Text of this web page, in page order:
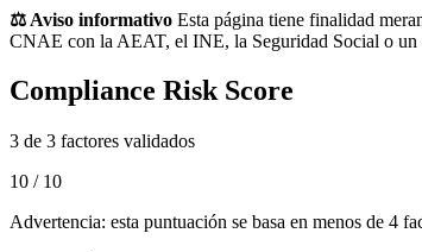
⚖️ Aviso informativo Esta página tiene finalidad
CNAE con la AEAT, el INE, la Seguridad Social o un
Compliance Risk Score
3 de 3 factores validados
10 / 10
Advertencia: esta puntuación se basa en menos de 4